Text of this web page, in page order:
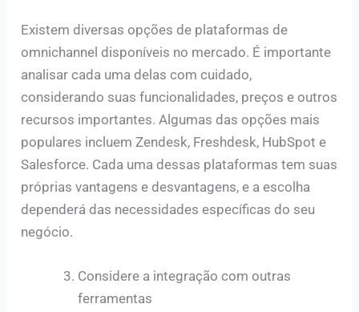
Existem diversas opções de plataformas de
omnichannel disponíveis no mercado. É importante
analisar cada uma delas com cuidado,
considerando suas funcionalidades, preços e outros
recursos importantes. Algumas das opções mais
populares incluem Zendesk, Freshdesk, HubSpot e
Salesforce. Cada uma dessas plataformas tem suas
próprias vantagens e desvantagens, e a escolha
dependerá das necessidades específicas do seu
negócio.
Considere a integração com outras
ferramentas